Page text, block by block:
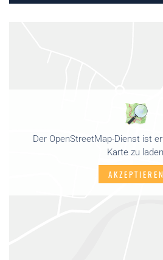
Der OpenStreetMap-Dienst ist
Karte zu laden.
AKZEPTIEREN